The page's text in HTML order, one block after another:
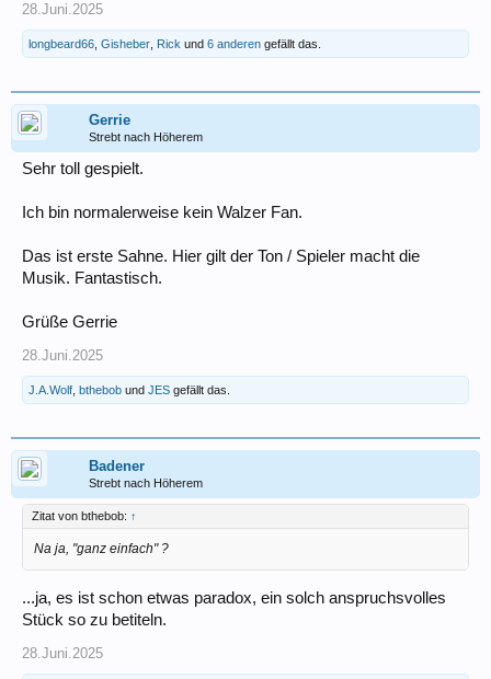
28.Juni.2025
longbeard66 Gisheber Rick und 6 anderen gefällt das.
Gerrie
Strebt nach Höherem
Sehr toll gespielt.
Ich bin normalerweise kein Walzer Fan.
Das ist erste Sahne. Hier gilt der Ton / Spieler macht die
Musik. Fantastisch.
Grüße Gerrie
28.Juni.2025
J.A.Wolf bthebob und JES gefällt das.
Badener
Strebt nach Höherem
Zitat von bthebob: ↑
Na ja, "ganz einfach" ?
...ja, es ist schon etwas paradox, ein solch anspruchsvolles
Stück so zu betiteln.
28.Juni.2025